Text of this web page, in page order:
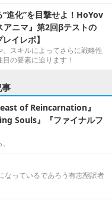
進化”を目撃せよ！HoYov
ニマ』第2回βテストの
イレポ】
スキルによってさらに戦略性
の要素に迫ります！
事
of Reincarnation』
Souls』『ファイナルフ
なっているであろう有志翻訳者